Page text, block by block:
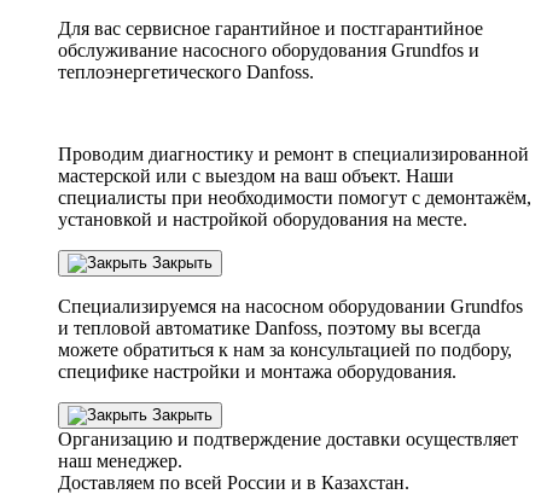
Для вас сервисное гарантийное и постгарантийное
обслуживание насосного оборудования Grundfos и
теплоэнергетического Danfoss.
Проводим диагностику и ремонт в специализированной
мастерской или с выездом на ваш объект. Наши
специалисты при необходимости помогут с демонтажём,
установкой и настройкой оборудования на месте.
Закрыть
Специализируемся на насосном оборудовании Grundfos
и тепловой автоматике Danfoss, поэтому вы всегда
можете обратиться к нам за консультацией по подбору,
специфике настройки и монтажа оборудования.
Закрыть
Организацию и подтверждение доставки осуществляет
наш менеджер.
Доставляем по всей России и в Казахстан.